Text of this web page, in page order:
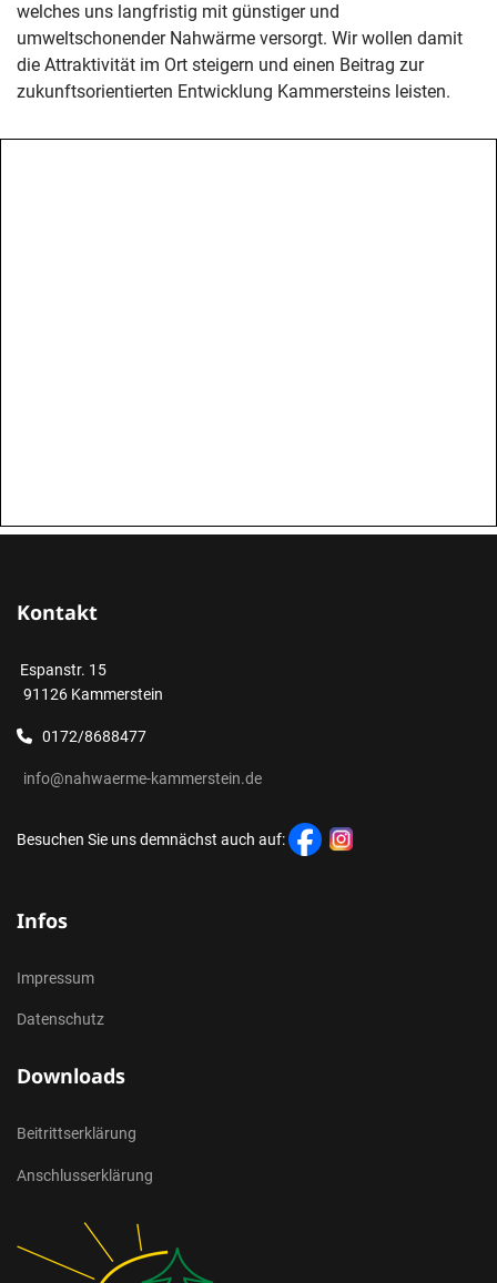
welches uns langfristig mit günstiger und
umweltschonender Nahwärme versorgt. Wir wollen damit
die Attraktivität im Ort steigern und einen Beitrag zur
zukunftsorientierten Entwicklung Kammersteins leisten.
Kontakt
Espanstr. 15
91126 Kammerstein
0172/8688477
info@nahwaerme-kammerstein.de
Besuchen Sie uns demnächst auch auf:
Infos
Impressum
Datenschutz
Downloads
Beitrittserklärung
Anschlusserklärung